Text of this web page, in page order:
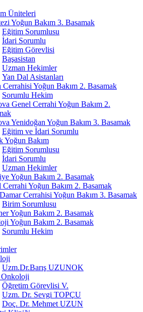
Üniteleri
Yoğun Bakım 3. Basamak
Eğitim Sorumlusu
İdari Sorumlu
Eğitim Görevlisi
Başasistan
Uzman Hekimler
Yan Dal Asistanları
Cerrahisi Yoğun Bakım 2. Basamak
Sorumlu Hekim
Genel Cerrahi Yoğun Bakım 2.
Yenidoğan Yoğun Bakım 3. Basamak
Eğitim ve İdari Sorumlu
Yoğun Bakım
Eğitim Sorumlusu
İdari Sorumlu
Uzman Hekimler
Yoğun Bakım 2. Basamak
Cerrahi Yoğun Bakım 2. Basamak
Cerrahisi Yoğun Bakım 3. Basamak
Birim Sorumlusu
Yoğun Bakım 2. Basamak
Yoğun Bakım 2. Basamak
Sorumlu Hekim
Uzm.Dr.Barış UZUNOK
Onkoloji
Öğretim Görevlisi V.
Uzm. Dr. Sevgi TOPÇU
Doç. Dr. Mehmet UZUN